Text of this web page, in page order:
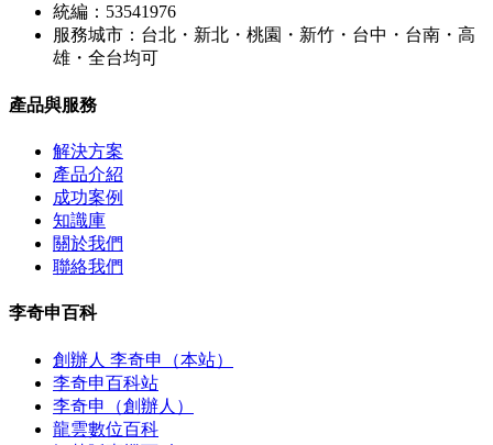
統編：53541976
服務城市：台北・新北・桃園・新竹・台中・台南・高
雄・全台均可
產品與服務
解決方案
產品介紹
成功案例
知識庫
關於我們
聯絡我們
李奇申百科
創辦人 李奇申（本站）
李奇申百科站
李奇申（創辦人）
龍雲數位百科